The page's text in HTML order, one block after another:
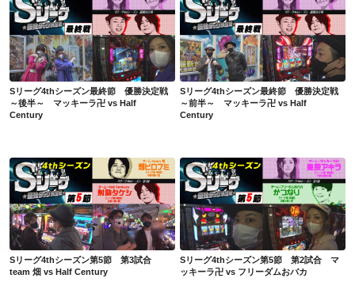
Sリーグ4thシーズン最終節 優勝決定戦～後半～ マッキーラ卍 vs Half Century
Sリーグ4thシーズン最終節 優勝決定戦
～後半～ マッキーラ卍 vs Half
Century
Sリーグ4thシーズン最終節 優勝決定戦～前半～ マッキーラ卍 vs Half Century
Sリーグ4thシーズン最終節 優勝決定戦
～前半～ マッキーラ卍 vs Half
Century
Sリーグ4thシーズン第5節 第3試合 team 畑 vs Half Century
Sリーグ4thシーズン第5節 第3試合
team 畑 vs Half Century
Sリーグ4thシーズン第5節 第2試合 マッキーラ卍 vs フリーダムおバカ
Sリーグ4thシーズン第5節 第2試合 マ
ッキーラ卍 vs フリーダムおバカ